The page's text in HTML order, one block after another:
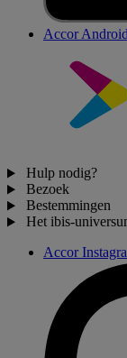
Accor
Hulp nodig?
Bezoek
Bestemmingen
Het ibis-
Accor